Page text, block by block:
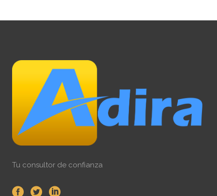
Tu consultor de confianza